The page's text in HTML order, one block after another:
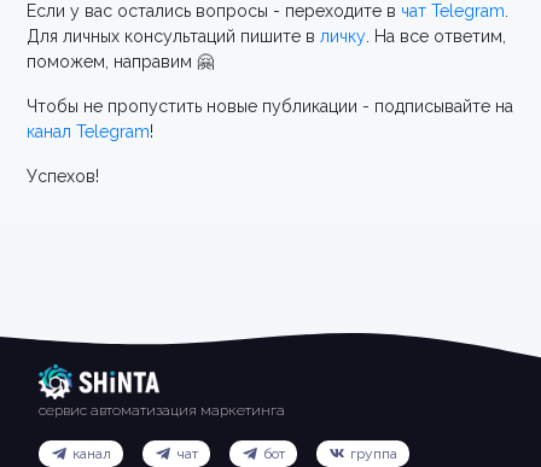
Если у вас остались вопросы - переходите в чат Telegram.
Для личных консультаций пишите вличку. На все ответим,
поможем, направим 🤗
Чтобы не пропустить новые публикации - подписывайте на
канал Telegram!
Успехов!
сервис автоматизация маркетинга
канал чат бот группа